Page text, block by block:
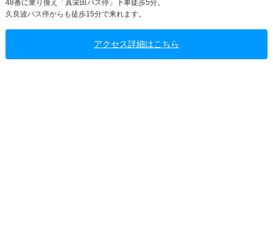
48番に乗り換え「真栄田バス停」下車徒歩5分。
久良波バス停からも徒歩15分で来れます。
アクセス詳細はこちら